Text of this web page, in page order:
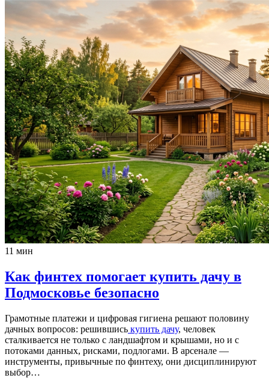
11 мин
Как финтех помогает купить дачу в
Подмосковье безопасно
Грамотные платежи и цифровая гигиена решают половину
дачных вопросов: решившись купить дачу, человек
сталкивается не только с ландшафтом и крышами, но и с
потоками данных, рисками, подлогами. В арсенале —
инструменты, привычные по финтеху, они дисциплинируют
выбор…